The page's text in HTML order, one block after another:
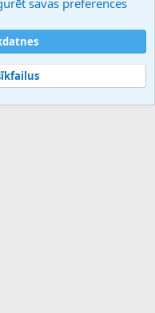
XenForo Ltd.
savas preferences